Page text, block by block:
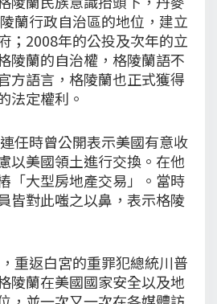
蘭行政自治區的地位，建立
；2008年的公投及次年的立
陵蘭的自治權，格陵蘭語不
方語言，格陵蘭也正式獲得
法定權利。
任時曾公開表示美國有意收
以美國領土進行交換。在他
「大型房地產交易」。當時
皆對此嗤之以鼻，表示格陵
重返白宮的重罪犯總統川普
陵蘭在美國國家安全以及地